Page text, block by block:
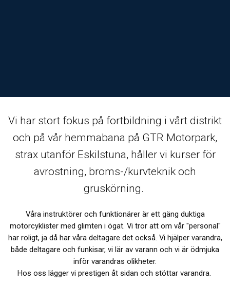
Vi har stort fokus på fortbildning i vårt distrikt
och på vår hemmabana på GTR Motorpark,
strax utanför Eskilstuna, håller vi kurser för
avrostning, broms-/kurvteknik och
gruskörning.
Våra instruktörer och funktionärer är ett gäng duktiga
motorcyklister med glimten i ögat. Vi tror att om vår "personal"
har roligt, ja då har våra deltagare det också. Vi hjälper varandra,
både deltagare och funkisar, vi lär av varann och vi är ödmjuka
inför varandras olikheter.
Hos oss lägger vi prestigen åt sidan och stöttar varandra.